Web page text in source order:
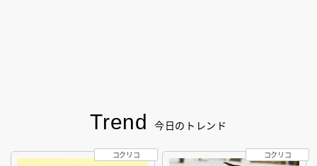
Trend 今日のトレンド
コクリコ コクリコ